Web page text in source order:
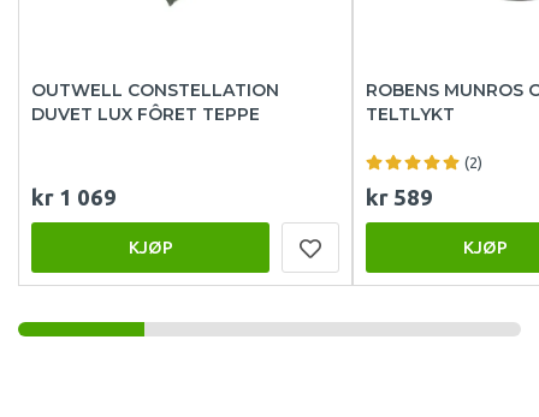
OUTWELL CONSTELLATION
DUVET LUX FÔRET TEPPE
kr 1 069
KJØP
ROBENS MUNROS
TELTLYKT
(2)
kr 589
KJØP